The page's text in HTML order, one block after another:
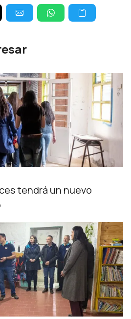
tendrá un nuevo